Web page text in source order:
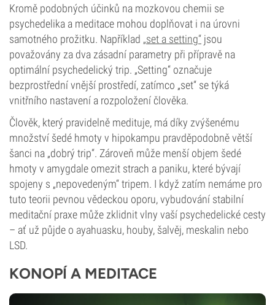
Kromě podobných účinků na mozkovou chemii se
psychedelika a meditace mohou doplňovat i na úrovni
samotného prožitku. Například „set a setting“ jsou
považovány za dva zásadní parametry při přípravě na
optimální psychedelický trip. „Setting“ označuje
bezprostřední vnější prostředí, zatímco „set“ se týká
vnitřního nastavení a rozpoložení člověka.
Člověk, který pravidelně medituje, má díky zvýšenému
množství šedé hmoty v hipokampu pravděpodobně větší
šanci na „dobrý trip“. Zároveň může menší objem šedé
hmoty v amygdale omezit strach a paniku, které bývají
spojeny s „nepovedeným“ tripem. I když zatím nemáme pro
tuto teorii pevnou vědeckou oporu, vybudování stabilní
meditační praxe může zklidnit vlny vaší psychedelické cesty
– ať už půjde o ayahuasku, houby, šalvěj, meskalin nebo
LSD.
KONOPÍ A MEDITACE